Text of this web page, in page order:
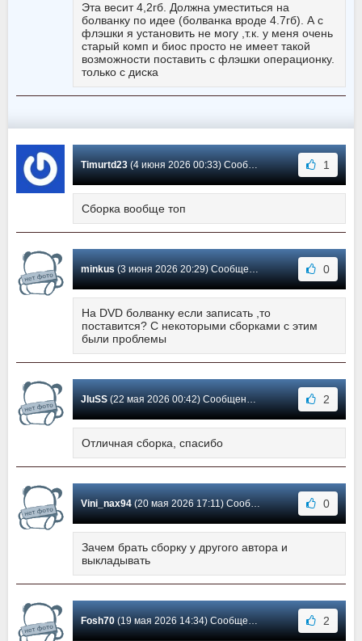
Эта весит 4,2гб. Должна уместиться на
болванку по идее (болванка вроде 4.7гб). А с
флэшки я установить не могу ,т.к. у меня очень
старый комп и биос просто не имеет такой
возможности поставить с флэшки операционку.
только с диска
Timurtd23(4 июня 2026 00:33) Сообщение #24 1
Сборка вообще топ
minkus(3 июня 2026 20:29) Сообщение #23 0
На DVD болванку если записать ,то
поставится? С некоторыми сборками с этим
были проблемы
JIuSS(22 мая 2026 00:42) Сообщение #22 2
Отличная сборка, спасибо
Vini_nax94(20 мая 2026 17:11) Сообщение #21 0
Зачем брать сборку у другого автора и
выкладывать
Fosh70(19 мая 2026 14:34) Сообщение #20 2